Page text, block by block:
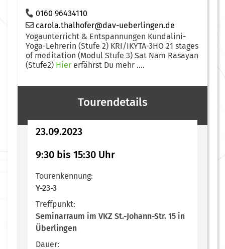
0160 96434110
carola.thalhofer@dav-ueberlingen.de
Yogaunterricht & Entspannungen Kundalini-
Yoga-Lehrerin (Stufe 2) KRI/IKYTA-3HO 21 stages
of meditation (Modul Stufe 3) Sat Nam Rasayan
(Stufe2) Hier erfährst Du mehr ....
Tourendetails
23.09.2023
9:30 bis 15:30 Uhr
Tourenkennung:
Y-23-3
Treffpunkt:
Seminarraum im VKZ St.-Johann-Str. 15 in
Überlingen
Dauer: